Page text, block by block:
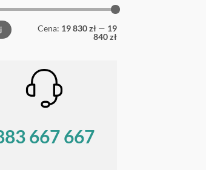
Cena: 19 830 zł — 19
840 zł
667 667